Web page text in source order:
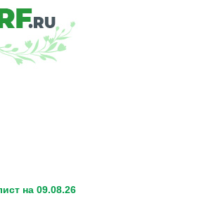
на 09.08.26